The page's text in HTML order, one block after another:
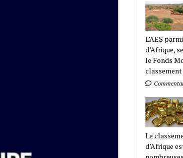
L’AES
d’Afrique,
le Fonds
classement
Le
d’Afrique